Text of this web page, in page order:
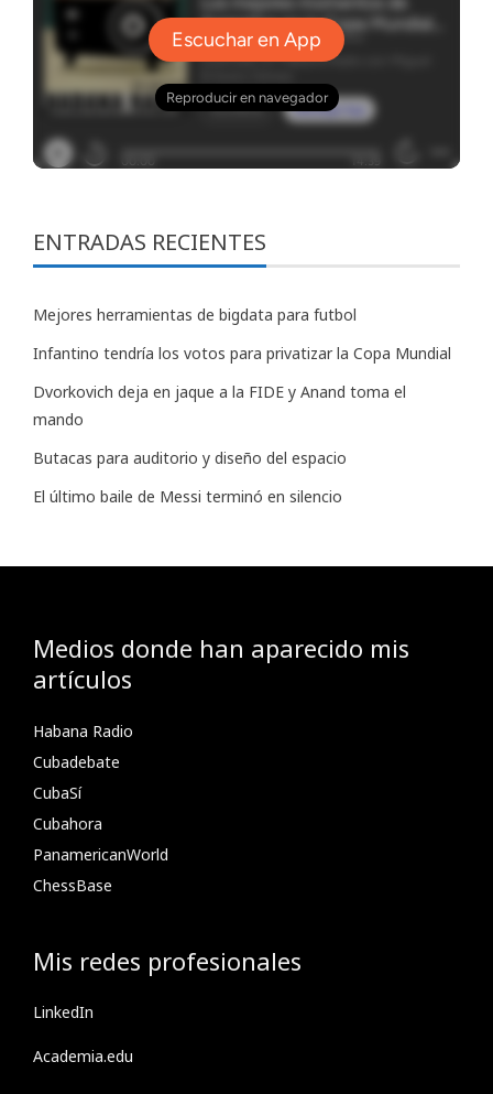
ENTRADAS RECIENTES
Mejores herramientas de bigdata para futbol
Infantino tendría los votos para privatizar la Copa Mundial
Dvorkovich deja en jaque a la FIDE y Anand toma el
mando
Butacas para auditorio y diseño del espacio
El último baile de Messi terminó en silencio
Medios donde han aparecido mis
artículos
Habana Radio
Cubadebate
CubaSí
Cubahora
PanamericanWorld
ChessBase
Mis redes profesionales
LinkedIn
Academia.edu